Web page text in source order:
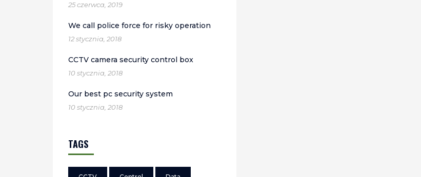
25 czerwca, 2019
We call police force for risky operation
12 stycznia, 2018
CCTV camera security control box
10 stycznia, 2018
Our best pc security system
10 stycznia, 2018
TAGS